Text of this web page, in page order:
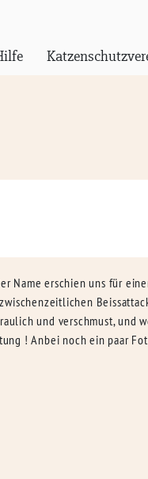
Name erschien uns für
und verschmust, und
! Anbei noch ein paar